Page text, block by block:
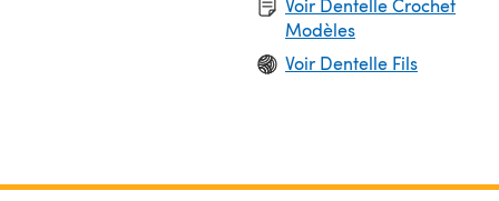
Voir Dentelle Crochet
Modèles
Voir Dentelle Fils